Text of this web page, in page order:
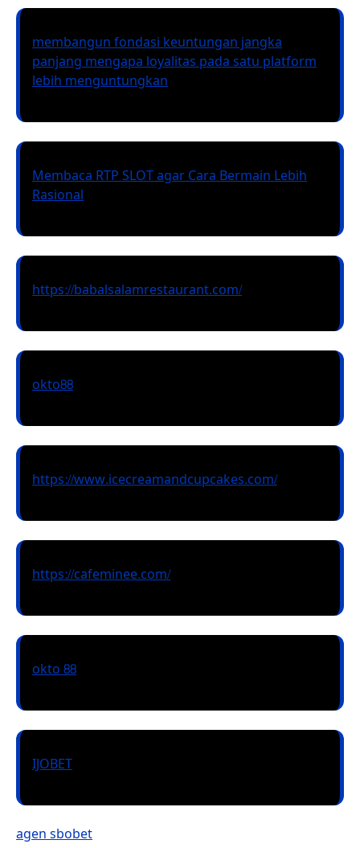
membangun fondasi keuntungan jangka
panjang mengapa loyalitas pada satu platform
lebih menguntungkan
Membaca RTP SLOT agar Cara Bermain Lebih
Rasional
https://babalsalamrestaurant.com/
okto88
https://www.icecreamandcupcakes.com/
https://cafeminee.com/
okto 88
IJOBET
agen sbobet